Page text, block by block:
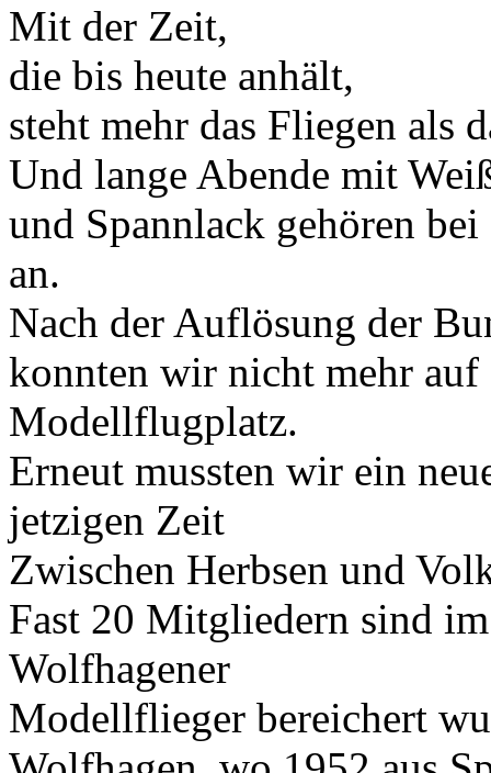
Mit der Zeit,
die bis heute anhält,
steht mehr das Fliegen als
Und lange Abende mit
und Spannlack gehören
an.
Nach der Auflösung der
konnten wir nicht mehr auf
Modellflugplatz.
Erneut mussten wir ein
jetzigen Zeit
Zwischen Herbsen und
Fast 20 Mitgliedern sind
Wolfhagener
Modellflieger bereichert